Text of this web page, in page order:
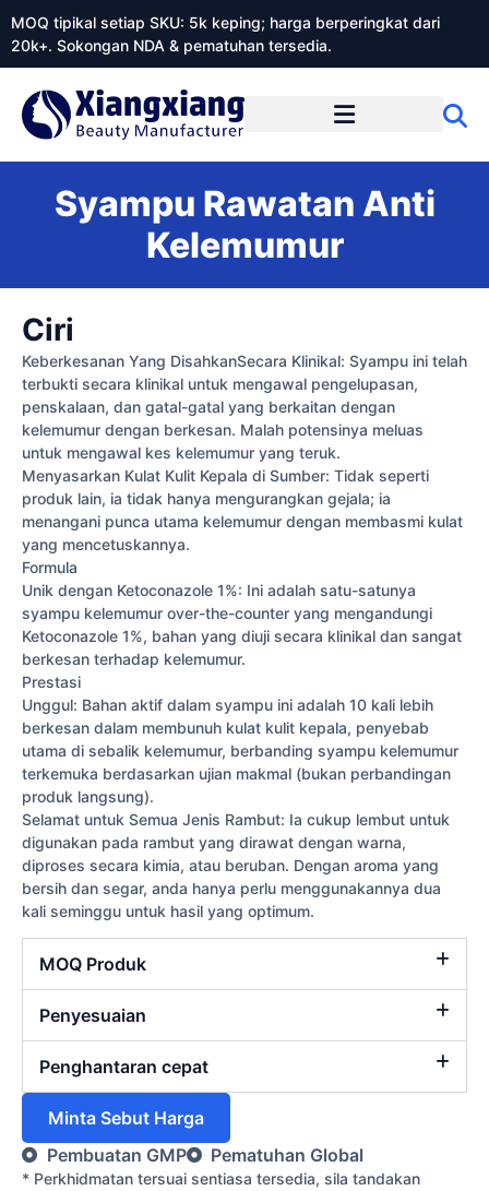
MOQ tipikal setiap SKU: 5k keping; harga berperingkat dari
20k+. Sokongan NDA & pematuhan tersedia.
Syampu Rawatan Anti
Kelemumur
Ciri
Keberkesanan Yang DisahkanSecara Klinikal: Syampu ini telah
terbukti secara klinikal untuk mengawal pengelupasan,
penskalaan, dan gatal-gatal yang berkaitan dengan
kelemumur dengan berkesan. Malah potensinya meluas
untuk mengawal kes kelemumur yang teruk.
Menyasarkan Kulat Kulit Kepala di Sumber: Tidak seperti
produk lain, ia tidak hanya mengurangkan gejala; ia
menangani punca utama kelemumur dengan membasmi kulat
yang mencetuskannya.
Formula
Unik dengan Ketoconazole 1%: Ini adalah satu-satunya
syampu kelemumur over-the-counter yang mengandungi
Ketoconazole 1%, bahan yang diuji secara klinikal dan sangat
berkesan terhadap kelemumur.
Prestasi
Unggul: Bahan aktif dalam syampu ini adalah 10 kali lebih
berkesan dalam membunuh kulat kulit kepala, penyebab
utama di sebalik kelemumur, berbanding syampu kelemumur
terkemuka berdasarkan ujian makmal (bukan perbandingan
produk langsung).
Selamat untuk Semua Jenis Rambut: Ia cukup lembut untuk
digunakan pada rambut yang dirawat dengan warna,
diproses secara kimia, atau beruban. Dengan aroma yang
bersih dan segar, anda hanya perlu menggunakannya dua
kali seminggu untuk hasil yang optimum.
MOQ Produk
Penyesuaian
Penghantaran cepat
Minta Sebut Harga
Pembuatan GMP
Pematuhan Global
* Perkhidmatan tersuai sentiasa tersedia, sila tandakan